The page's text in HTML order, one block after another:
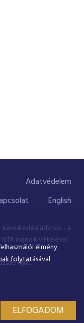
Adatvédelem
English
adatok - a
NTR index kivételével -
Nyrt.
élmény
folytatásával
ELFOGADOM